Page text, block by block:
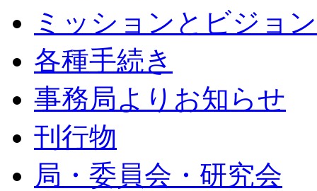
ミッションとビジョン
各種手続き
事務局よりお知らせ
刊行物
局・委員会・研究会